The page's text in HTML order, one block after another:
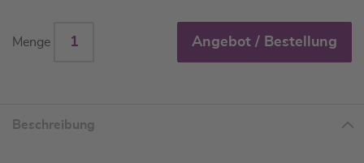
Menge Angebot / Bestellung
Beschreibung